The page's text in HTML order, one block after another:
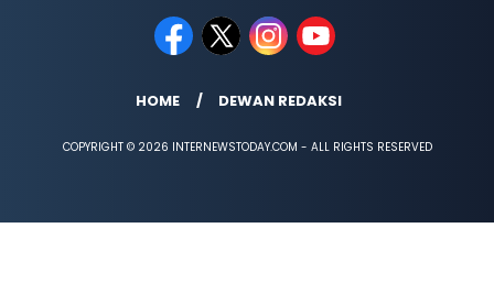
HOME DEWAN REDAKSI
COPYRIGHT © 2026 INTERNEWSTODAY.COM - ALL RIGHTS RESERVED